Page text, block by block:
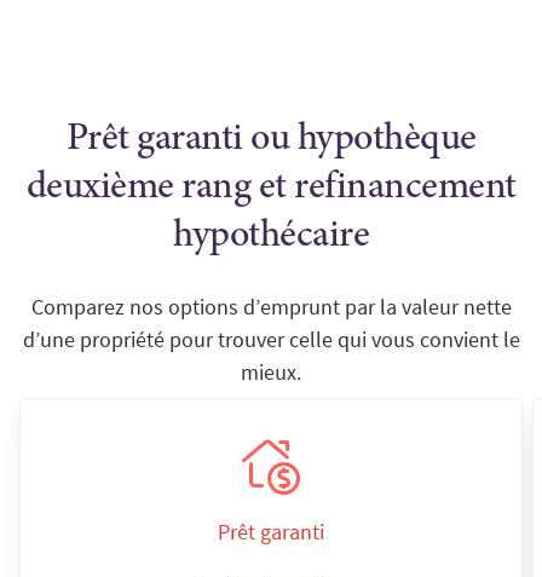
Prêt garanti ou hypothèque
deuxième rang et refinancement
hypothécaire
Comparez nos options d’emprunt par la valeur nette
d’une propriété pour trouver celle qui vous convient le
mieux.
Prêt garanti